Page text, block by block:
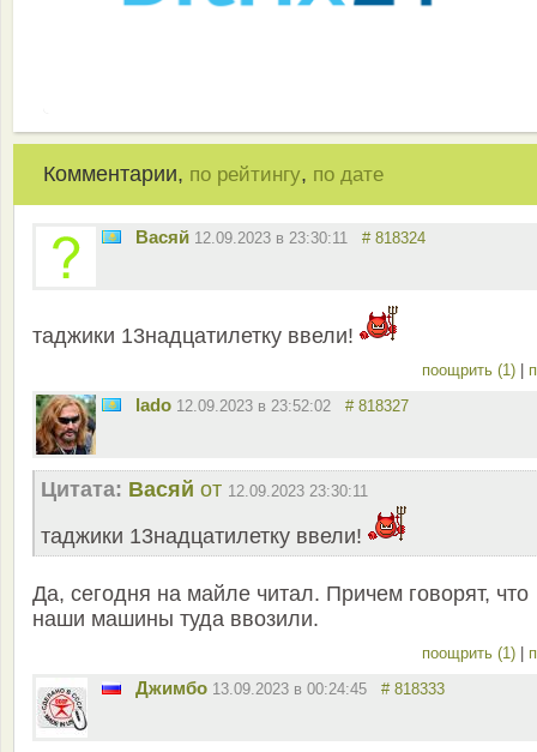
Комментарии, по рейтингу, по дате
Васяй 12.09.2023 в 23:30:11 # 818324
таджики 13надцатилетку ввели!
поощрить (1)
lado 12.09.2023 в 23:52:02 # 818327
Цитата: Васяй от 12.09.2023 23:30:11
таджики 13надцатилетку ввели!
Да, сегодня на майле читал. Причем говорят, что
наши машины туда ввозили.
поощрить (1)
Джимбо 13.09.2023 в 00:24:45 # 818333